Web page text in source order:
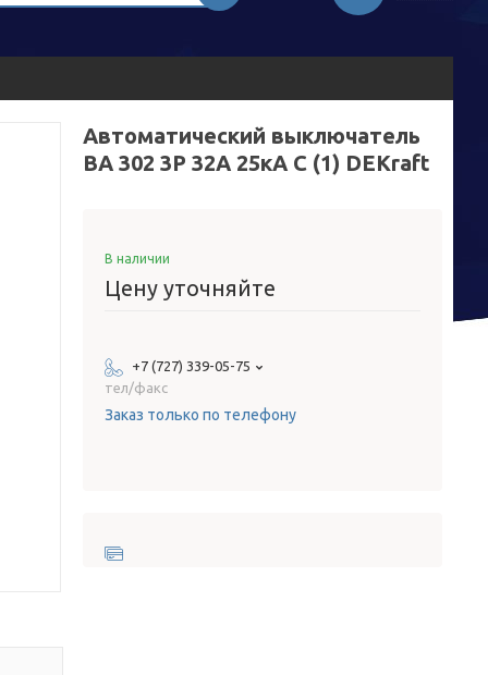
Автоматический выключатель
ВА 302 3P 32А 25кА С (1) DEKraft
В наличии
Цену уточняйте
+7 (727) 339-05-75
тел/факс
Заказ только по телефону